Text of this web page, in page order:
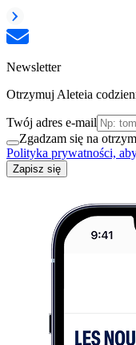
Newsletter
Otrzymuj Aleteia
Twój adres e-mail
Zgadzam się na
Polityka prywatności,
Zapisz się